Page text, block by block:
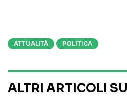
ATTUALITÀ POLITICA
ALTRI ARTICOLI SU